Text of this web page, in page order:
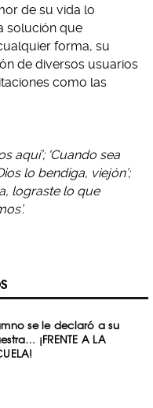
de su vida lo
solución que
forma, su
de diversos usuarios
como las
aquí’; ‘Cuando sea
lo bendiga, viejón’;
lograste lo que
se le declaró a su
¡FRENTE A LA